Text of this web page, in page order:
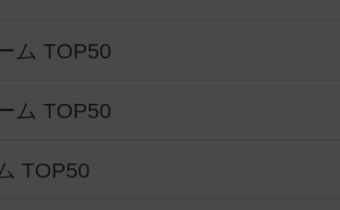
ム TOP50
ム TOP50
TOP50